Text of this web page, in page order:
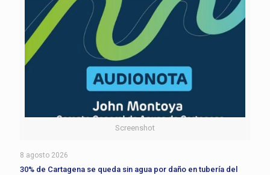
Screenshot
8 agosto 2026
30% de Cartagena se queda sin agua por daño en tubería del